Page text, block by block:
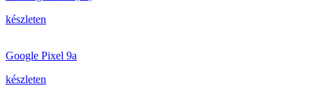
készleten
Google Pixel 9a
készleten